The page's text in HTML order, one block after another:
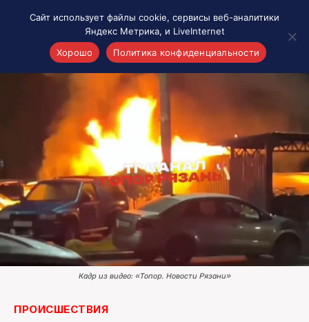
Материалы о Рязани и области
Проекты 7 инфо
Здоровье
Интересное
Новости кино и ТВ
Новости России
Политика
Новости мира
Все материалы 7инфо
Кадр из видео: «Топор. Новости Рязани»
ПРОИСШЕСТВИЯ
Сайт использует файлы cookie, сервисы веб-аналитики
Яндекс Метрика, и LiveInternet
Хорошо
Политика конфиденциальности